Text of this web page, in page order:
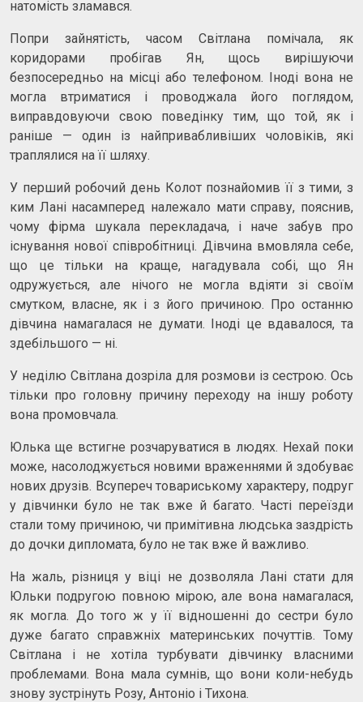
натомість зламався.
Попри зайнятість, часом Світлана помічала, як
коридорами пробігав Ян, щось вирішуючи
безпосередньо на місці або телефоном. Іноді вона не
могла втриматися і проводжала його поглядом,
виправдовуючи свою поведінку тим, що той, як і
раніше — один із найпривабливіших чоловіків, які
траплялися на її шляху.
У перший робочий день Колот познайомив її з тими, з
ким Лані насамперед належало мати справу, пояснив,
чому фірма шукала перекладача, і наче забув про
існування нової співробітниці. Дівчина вмовляла себе,
що це тільки на краще, нагадувала собі, що Ян
одружується, але нічого не могла вдіяти зі своїм
смутком, власне, як і з його причиною. Про останню
дівчина намагалася не думати. Іноді це вдавалося, та
здебільшого — ні.
У неділю Світлана дозріла для розмови із сестрою. Ось
тільки про головну причину переходу на іншу роботу
вона промовчала.
Юлька ще встигне розчаруватися в людях. Нехай поки
може, насолоджується новими враженнями й здобуває
нових друзів. Всупереч товариському характеру, подруг
у дівчинки було не так вже й багато. Часті переїзди
стали тому причиною, чи примітивна людська заздрість
до дочки дипломата, було не так вже й важливо.
На жаль, різниця у віці не дозволяла Лані стати для
Юльки подругою повною мірою, але вона намагалася,
як могла. До того ж у її відношенні до сестри було
дуже багато справжніх материнських почуттів. Тому
Світлана і не хотіла турбувати дівчинку власними
проблемами. Вона мала сумнів, що вони коли-небудь
знову зустрінуть Розу, Антоніо і Тихона.